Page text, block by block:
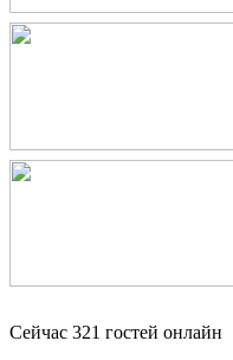
Сейчас 321 гостей онлайн